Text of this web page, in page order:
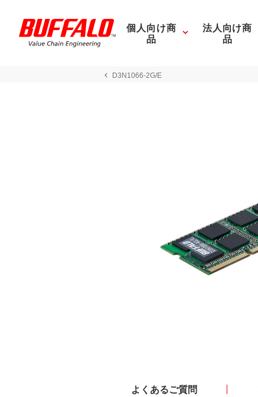
個人向け商
品
法人向け商
品
D3N1066-2G/E
よくあるご質問